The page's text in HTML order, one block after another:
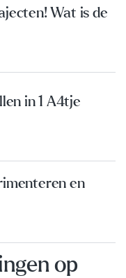
Wat is de
in 1 A4tje
en
op